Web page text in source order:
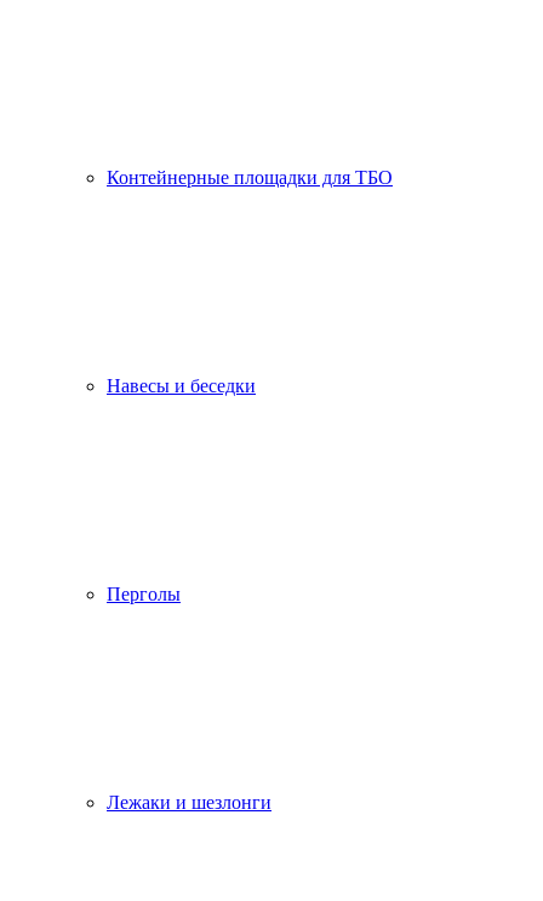
Контейнерные площадки для ТБО
Навесы и беседки
Перголы
Лежаки и шезлонги